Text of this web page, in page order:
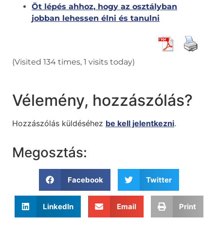
Öt lépés ahhoz, hogy az osztályban
jobban lehessen élni és tanulni
(Visited 134 times, 1 visits today)
Vélemény, hozzászólás?
Hozzászólás küldéséhez be kell jelentkezni.
Megosztás:
Facebook Twitter
LinkedIn Email Print